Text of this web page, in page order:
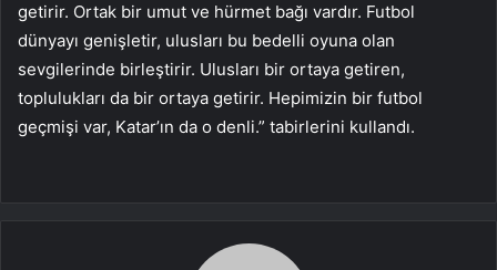
getirir. Ortak bir umut ve hürmet bağı vardır. Futbol
dünyayı genişletir, ulusları bu bedelli oyuna olan
sevgilerinde birleştirir. Ulusları bir ortaya getiren,
toplulukları da bir ortaya getirir. Hepimizin bir futbol
geçmişi var, Katar’ın da o denli.” tabirlerini kullandı.